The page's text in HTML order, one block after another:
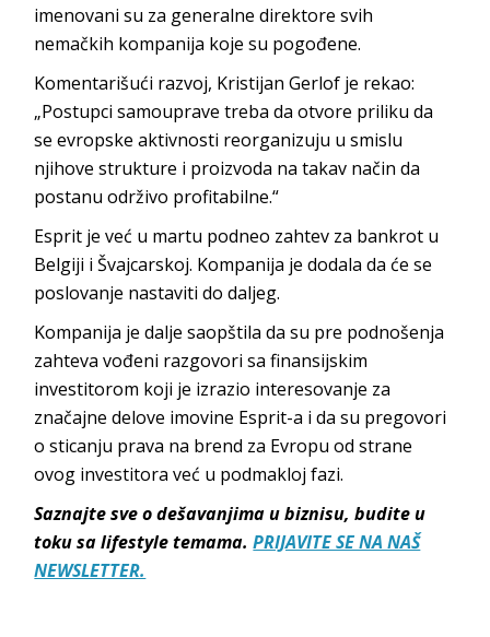
imenovani su za generalne direktore svih
nemačkih kompanija koje su pogođene.
Komentarišući razvoj, Kristijan Gerlof je rekao:
„Postupci samouprave treba da otvore priliku da
se evropske aktivnosti reorganizuju u smislu
njihove strukture i proizvoda na takav način da
postanu održivo profitabilne.“
Esprit je već u martu podneo zahtev za bankrot u
Belgiji i Švajcarskoj. Kompanija je dodala da će se
poslovanje nastaviti do daljeg.
Kompanija je dalje saopštila da su pre podnošenja
zahteva vođeni razgovori sa finansijskim
investitorom koji je izrazio interesovanje za
značajne delove imovine Esprit-a i da su pregovori
o sticanju prava na brend za Evropu od strane
ovog investitora već u podmakloj fazi.
Saznajte sve o dešavanjima u biznisu, budite u
toku sa lifestyle temama.PRIJAVITE SE NA NAŠ
NEWSLETTER.